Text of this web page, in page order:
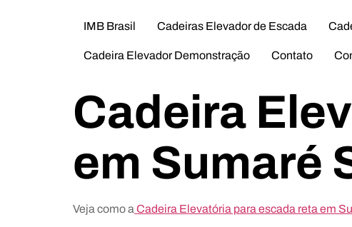
IMB Brasil Cadeiras Elevador de Escada
Cadeira Elevador Demonstração Contato
Cadeira
em Sumaré
Veja como a Cadeira Elevatória para escada reta em